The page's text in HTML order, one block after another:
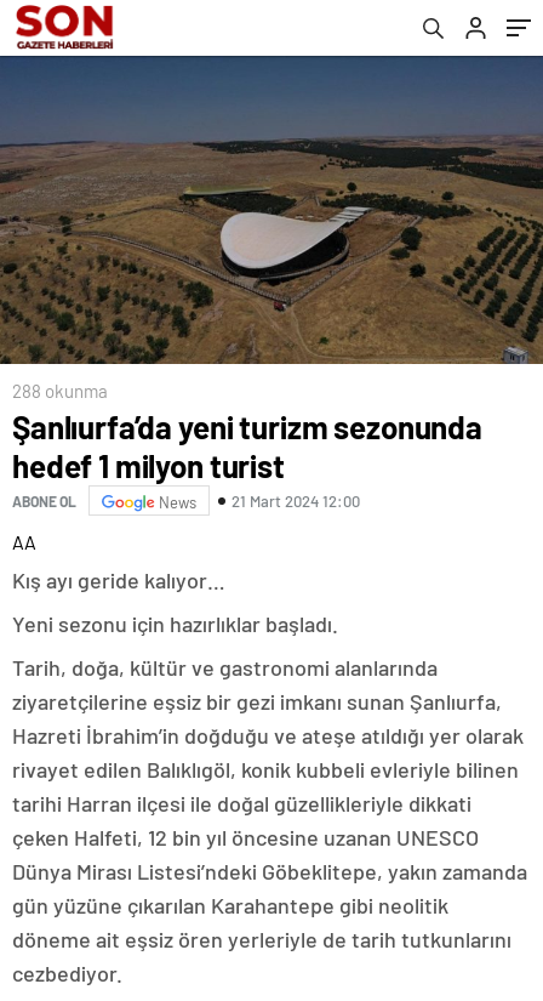
288 okunma
Şanlıurfa’da yeni turizm sezonunda
hedef 1 milyon turist
ABONE OL News 21 Mart 2024 12:00
AA
Kış ayı geride kalıyor…
Yeni sezonu için hazırlıklar başladı.
Tarih, doğa, kültür ve gastronomi alanlarında
ziyaretçilerine eşsiz bir gezi imkanı sunan Şanlıurfa,
Hazreti İbrahim’in doğduğu ve ateşe atıldığı yer olarak
rivayet edilen Balıklıgöl, konik kubbeli evleriyle bilinen
tarihi Harran ilçesi ile doğal güzellikleriyle dikkati
çeken Halfeti, 12 bin yıl öncesine uzanan UNESCO
Dünya Mirası Listesi’ndeki Göbeklitepe, yakın zamanda
gün yüzüne çıkarılan Karahantepe gibi neolitik
döneme ait eşsiz ören yerleriyle de tarih tutkunlarını
cezbediyor.